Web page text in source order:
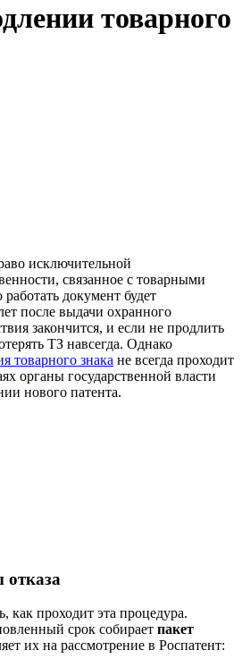
товарного
исключительной
связанное с товарными
работать документ будет
после выдачи охранного
закончится, и если не продлить
ТЗ навсегда. Однако
товарного знака не всегда проходит
органы государственной власти
нового патента.
как проходит эта процедура.
срок собирает пакет
их на рассмотрение в Роспатент: